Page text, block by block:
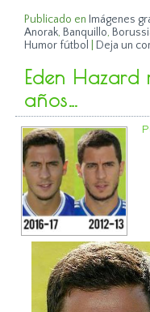
Publicado en Imágenes
Anorak, Banquillo,
Humor fútbol
Deja un
Eden Hazard
años…